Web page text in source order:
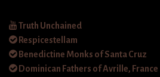
Truth Unchained
Respicestellam
Benedictine Monks of Santa Cruz
Dominican Fathers of Avrille, France